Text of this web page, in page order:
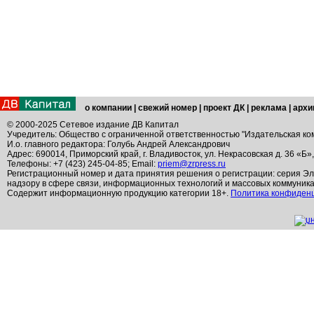
о компании свежий номер проект ДК реклама
© 2000-2025 Сетевое издание ДВ Капитал
Учредитель: Общество с ограниченной ответственностью "Издательская
И.о. главного редактора: Голубь Андрей Александрович
Адрес: 690014, Приморский край, г. Владивосток, ул. Некрасовская д. 36
Телефоны: +7 (423) 245-04-85; Email: priem@zrpress.ru
Регистрационный номер и дата принятия решения о регистрации: серия
надзору в сфере связи, информационных технологий и массовых
Содержит информационную продукцию категории 18+. Политика